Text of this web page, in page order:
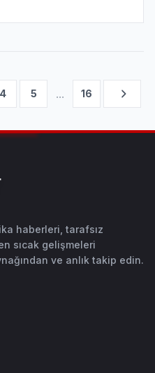
4 5 ... 16
haberleri, tarafsız
sıcak gelişmeleri
ve anlık takip edin.